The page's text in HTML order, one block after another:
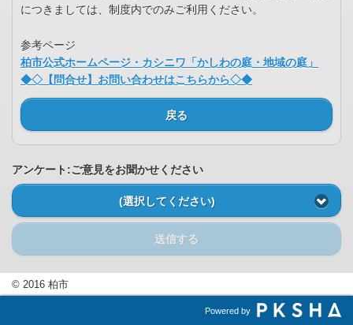
につきましては、制度内でのみご利用ください。
参考ページ
柏市公式ホームページ・カシニワ「かしわの庭・地域の庭」
◆◇【問合せ】お問い合わせはこちらから◇◆
戻る
アンケート:ご意見をお聞かせください
(選択してください)
送信する
© 2016 柏市
Powered by